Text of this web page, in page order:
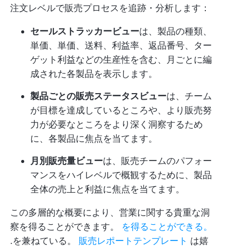
注文レベルで販売プロセスを追跡・分析します：
セールストラッカービューは、製品の種類、
単価、単価、送料、利益率、返品番号、ター
ゲット利益などの生産性を含む、月ごとに編
成された各製品を表示します。
製品ごとの販売ステータスビューは、チーム
が目標を達成しているところや、より販売努
力が必要なところをより深く洞察するため
に、各製品に焦点を当てます。
月別販売量ビューは、販売チームのパフォー
マンスをハイレベルで概観するために、製品
全体の売上と利益に焦点を当てます。
この多層的な概要により、営業に関する貴重な洞
察を得ることができます。 を得ることができる。
.を兼ねている。 販売レポートテンプレート は嬉